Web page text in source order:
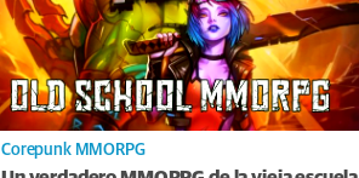
Corepunk MMORPG